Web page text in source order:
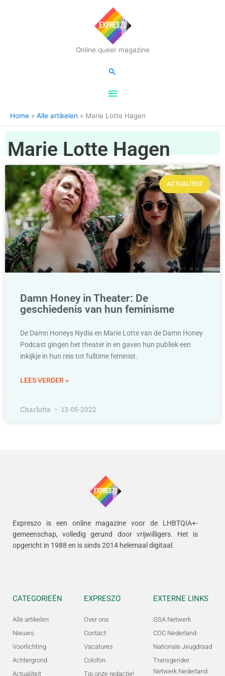
Online queer magazine
Hoofdmenu
Zoeken
Home Alle artikelen Marie Lotte Hagen
Marie Lotte Hagen
ACTUALITEIT
Damn Honey in Theater: De
geschiedenis van hun feminisme
De Damn Honeys Nydia en Marie Lotte van de Damn Honey
Podcast gingen het theater in en gaven hun publiek een
inkijkje in hun reis tot fulltime feminist.
LEES VERDER »
Charlotte 13-05-2022
Expreszo is een online magazine voor de LHBTQIA+-
gemeenschap, volledig gerund door vrijwilligers. Het is
opgericht in 1988 en is sinds 2014 helemaal digitaal.
CATEGORIEËN
Alle artikelen
Nieuws
Voorlichting
Achtergrond
Actualiteit
EXPRESZO
Over ons
Contact
Vacatures
Colofon
Tip onze redactie!
EXTERNE LINKS
GSA Netwerk
COC Nederland
Nationale Jeugdraad
Transgender
Netwerk Nederland